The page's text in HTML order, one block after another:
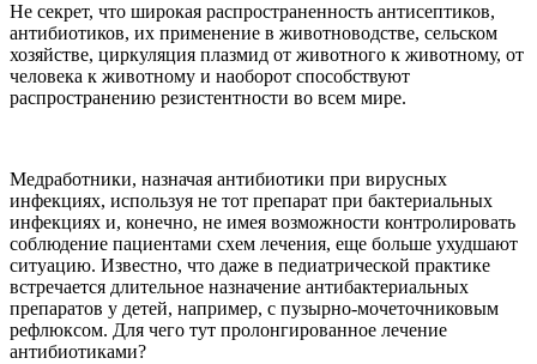
Не секрет, что широкая распространенность антисептиков,
антибиотиков, их применение в животноводстве, сельском
хозяйстве, циркуляция плазмид от животного к животному, от
человека к животному и наоборот способствуют
распространению резистентности во всем мире.
Медработники, назначая антибиотики при вирусных
инфекциях, используя не тот препарат при бактериальных
инфекциях и, конечно, не имея возможности контролировать
соблюдение пациентами схем лечения, еще больше ухудшают
ситуацию. Известно, что даже в педиатрической практике
встречается длительное назначение антибактериальных
препаратов у детей, например, с пузырно-мочеточниковым
рефлюксом. Для чего тут пролонгированное лечение
антибиотиками?